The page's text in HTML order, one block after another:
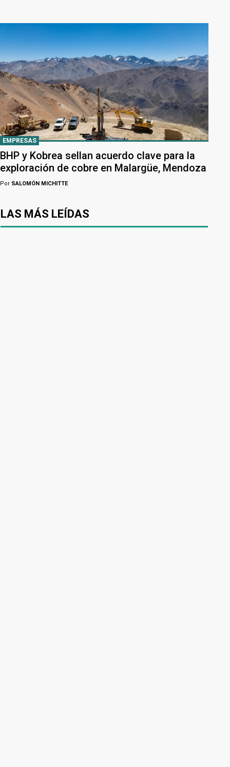
EMPRESAS
BHP y Kobrea sellan acuerdo clave para la
exploración de cobre en Malargüe, Mendoza
Por SALOMÓN MICHITTE
LAS MÁS LEÍDAS